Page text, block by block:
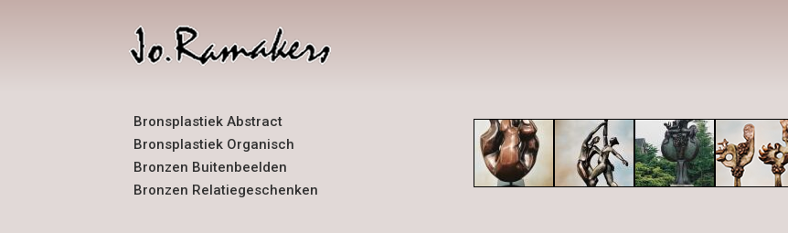
Bronsplastiek Abstract
Bronsplastiek Organisch
Bronzen Buitenbeelden
Bronzen Relatiegeschenken